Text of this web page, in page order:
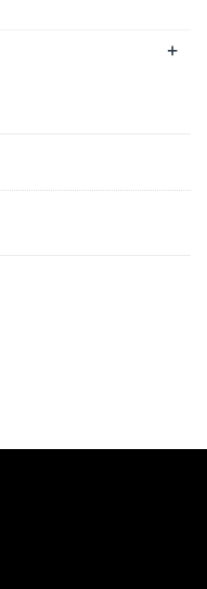
+